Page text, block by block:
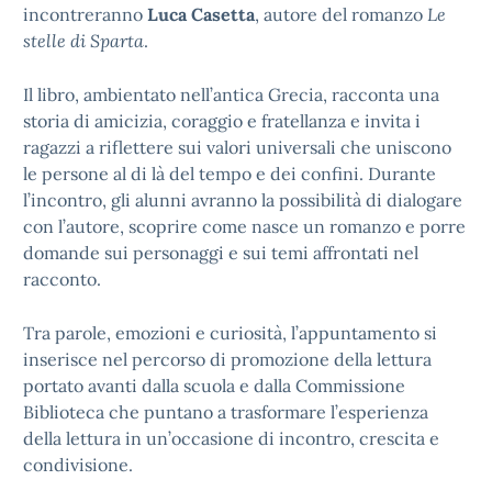
incontreranno Luca Casetta, autore del romanzo Le
stelle di Sparta.
Il libro, ambientato nell’antica Grecia, racconta una
storia di amicizia, coraggio e fratellanza e invita i
ragazzi a riflettere sui valori universali che uniscono
le persone al di là del tempo e dei confini. Durante
l’incontro, gli alunni avranno la possibilità di dialogare
con l’autore, scoprire come nasce un romanzo e porre
domande sui personaggi e sui temi affrontati nel
racconto.
Tra parole, emozioni e curiosità, l’appuntamento si
inserisce nel percorso di promozione della lettura
portato avanti dalla scuola e dalla Commissione
Biblioteca che puntano a trasformare l’esperienza
della lettura in un’occasione di incontro, crescita e
condivisione.